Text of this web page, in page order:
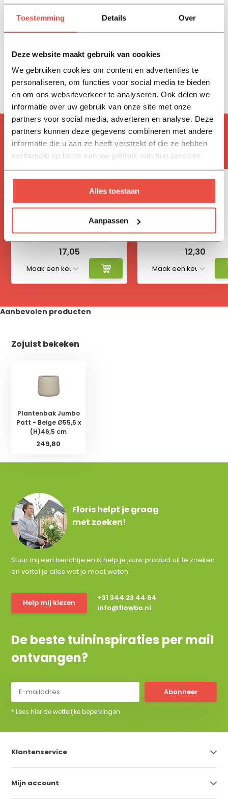
Toestemming Details Over
Deze website maakt gebruik van cookies
We gebruiken cookies om content en advertenties te
personaliseren, om functies voor social media te bieden
en om ons websiteverkeer te analyseren. Ook delen we
informatie over uw gebruik van onze site met onze
partners voor social media, adverteren en analyse. Deze
partners kunnen deze gegevens combineren met andere
informatie die u aan ze heeft verstrekt of die ze hebben
verzameld op basis van uw gebruik van hun services.
Alles toestaan
Aanpassen
Specificaties
Delen
ACCESSOIRES
Handig om mee te bestellen
Vivimus
17,05
Hydrokorrels
12,30
Aanbevolen producten
Zojuist bekeken
Plantenbak Jumbo
Patt - Beige Ø55,5 x
(H)46,5 cm
249,80
Floris helpt je graag
met zoeken!
Stuur mij een berichtje en ik help je jouw product uit te zoeken
en vertel je alles wat je moet weten.
Help mij kiezen
+31 344 23 44 64
info@flowbo.nl
De beste tuininspiraties per mail
ontvangen?
Abonneer
* Lees hier de wettelijke beperkingen
Klantenservice
Mijn account